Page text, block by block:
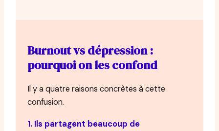
Burnout vs dépression :
pourquoi on les confond
Il y a quatre raisons concrètes à cette
confusion.
1. Ils partagent beaucoup de